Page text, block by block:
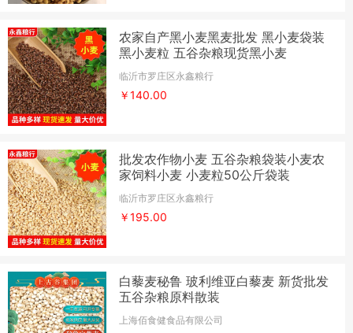
农家自产黑小麦黑麦批发 黑小麦袋装
黑小麦粒 五谷杂粮现货黑小麦
临沂市罗庄区永鑫粮行
￥140.00
批发农作物小麦 五谷杂粮袋装小麦农
家饲料小麦 小麦粒50公斤袋装
临沂市罗庄区永鑫粮行
￥195.00
白藜麦秘鲁 玻利维亚白藜麦 新货批发
五谷杂粮原料散装
上海佰食健食品有限公司